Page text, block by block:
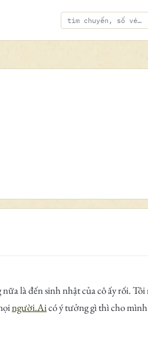
là đến sinh nhật của cô ấy rối.
người.Aicó ý tưởng gì thì cho